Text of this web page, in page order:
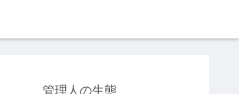
管理人の生態